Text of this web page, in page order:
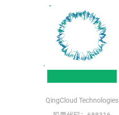
QingCloud Technologies